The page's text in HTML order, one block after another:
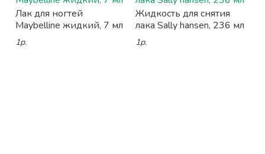
Лак для ногтей
Maybelline жидкий, 7 мл
1р.
Жидкость для снятия
лака Sally hansen, 236 мл
1р.